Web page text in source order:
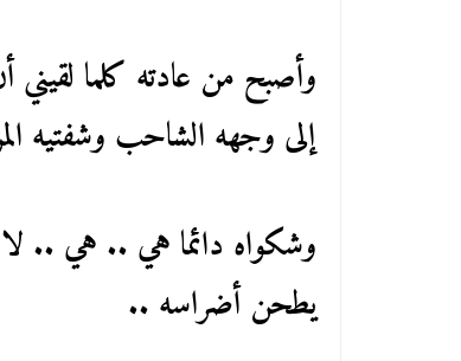
وأصبح من عادته كلما
إلى وجهه الشاحب وشفتيه
وشكواه دائما هي .. هي .. لا
يطحن أضراسه ..